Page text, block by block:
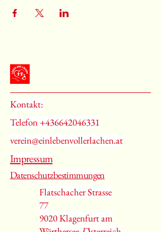
Kontakt:
Telefon +436642046331
verein@einlebenvollerlachen.at
Impressum
Datenschutzbestimmungen
Flatschacher Strasse
77
9020 Klagenfurt am